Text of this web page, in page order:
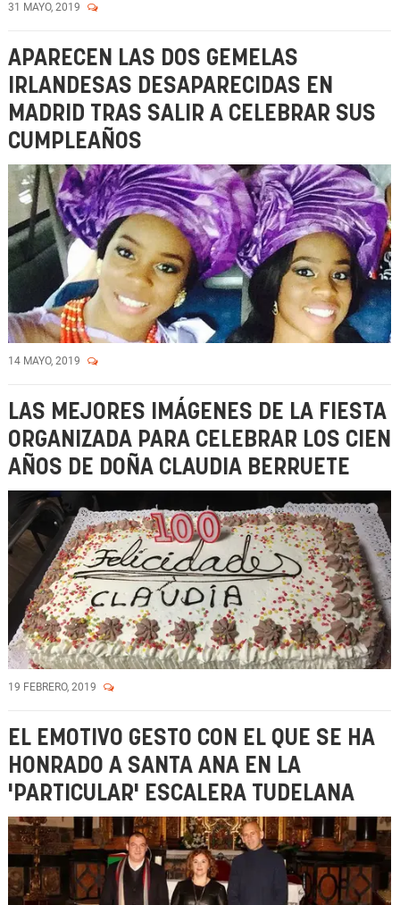
31 MAYO, 2019
APARECEN LAS DOS GEMELAS
IRLANDESAS DESAPARECIDAS EN
MADRID TRAS SALIR A CELEBRAR SUS
CUMPLEAÑOS
14 MAYO, 2019
LAS MEJORES IMÁGENES DE LA FIESTA
ORGANIZADA PARA CELEBRAR LOS CIEN
AÑOS DE DOÑA CLAUDIA BERRUETE
19 FEBRERO, 2019
EL EMOTIVO GESTO CON EL QUE SE HA
HONRADO A SANTA ANA EN LA
'PARTICULAR' ESCALERA TUDELANA